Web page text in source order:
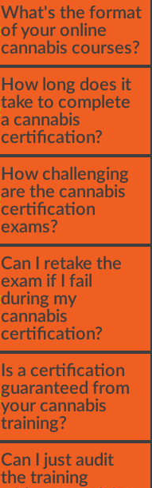
What's the format
of your online
cannabis courses?
How long does it
take to complete
a cannabis
certification?
How challenging
are the cannabis
certification
exams?
Can I retake the
exam if I fail
during my
cannabis
certification?
Is a certification
guaranteed from
your cannabis
training?
Can I just audit
the training